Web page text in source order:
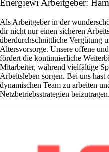
Energiewi Arbeitgeber:
Als Arbeitgeber in der
dir nicht nur einen sicheren
überdurchschnittliche Vergütung
Altersvorsorge. Unsere offene
fördert die kontinuierliche
Mitarbeiter, während vielfältige
Arbeitsleben sorgen. Bei uns
dynamischen Team zu arbeiten
Netzbetriebsstrategien beizutragen.